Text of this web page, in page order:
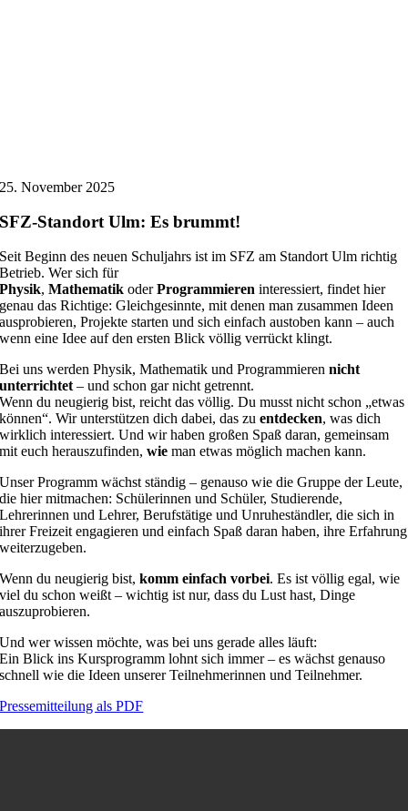
25. November 2025
SFZ-Standort Ulm: Es brummt!
Seit Beginn des neuen Schuljahrs ist im SFZ am Standort Ulm richtig
Betrieb. Wer sich für
Physik,Mathematik oderProgrammieren interessiert, findet hier
genau das Richtige: Gleichgesinnte, mit denen man zusammen Ideen
ausprobieren, Projekte starten und sich einfach austoben kann – auch
wenn eine Idee auf den ersten Blick völlig verrückt klingt.
Bei uns werden Physik, Mathematik und Programmierennicht
unterrichtet – und schon gar nicht getrennt.
Wenn du neugierig bist, reicht das völlig. Du musst nicht schon „etwas
können“. Wir unterstützen dich dabei, das zuentdecken, was dich
wirklich interessiert. Und wir haben großen Spaß daran, gemeinsam
mit euch herauszufinden,wieman etwas möglich machen kann.
Unser Programm wächst ständig – genauso wie die Gruppe der Leute,
die hier mitmachen: Schülerinnen und Schüler, Studierende,
Lehrerinnen und Lehrer, Berufstätige und Unruheständler, die sich in
ihrer Freizeit engagieren und einfach Spaß daran haben, ihre Erfahrung
weiterzugeben.
Wenn du neugierig bist,komm einfach vorbei. Es ist völlig egal, wie
viel du schon weißt – wichtig ist nur, dass du Lust hast, Dinge
auszuprobieren.
Und wer wissen möchte, was bei uns gerade alles läuft:
Ein Blick ins Kursprogramm lohnt sich immer – es wächst genauso
schnell wie die Ideen unserer Teilnehmerinnen und Teilnehmer.
Pressemitteilung als PDF